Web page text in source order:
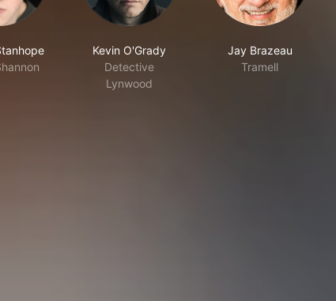
Kevin O'Grady
Detective
Lynwood
Jay Brazeau
Tramell